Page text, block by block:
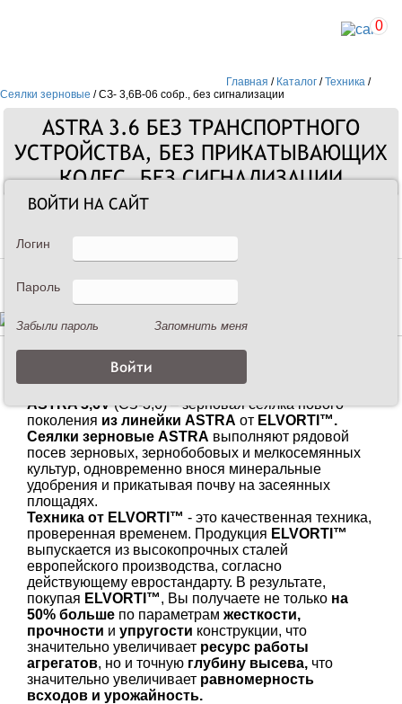
0
Главная / Каталог /Техника /
Сеялки зерновые /СЗ- 3,6В-06 собр., без сигнализации
ASTRA 3.6 БЕЗ ТРАНСПОРТНОГО
УСТРОЙСТВА, БЕЗ ПРИКАТЫВАЮЩИХ
КОЛЕС, БЕЗ СИГНАЛИЗАЦИИ
Описание
ASTRA 3,6V(СЗ-3,6) – зерновая сеялка нового
поколения из линейки ASTRA от ELVORTI™.
Сеялки зерновые ASTRA выполняют рядовой
посев зерновых, зернобобовых и мелкосемянных
культур, одновременно внося минеральные
удобрения и прикатывая почву на засеянных
площадях.
Техника от ELVORTI™ - это качественная техника,
проверенная временем. Продукция ELVORTI™
выпускается из высокопрочных сталей
европейского производства, согласно
действующему евростандарту. В результате,
покупая ELVORTI™, Вы получаете не только на
50% больше по параметрам жесткости,
прочности и упругости конструкции, что
значительно увеличивает ресурс работы
агрегатов, но и точную глубину высева, что
значительно увеличивает равномерность
всходов и урожайность.
ВОЙТИ НА САЙТ
Логин
Пароль
Забыли пароль Запомнить меня